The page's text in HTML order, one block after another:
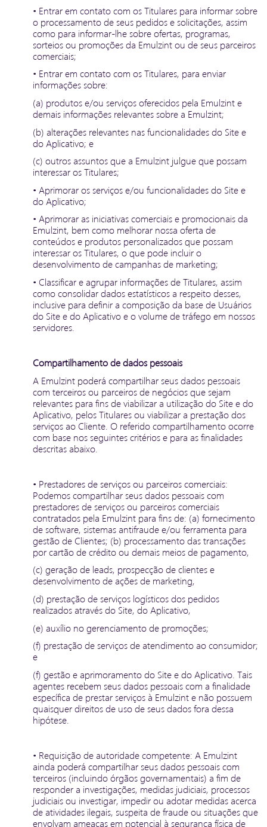
• Entrar em contato com os Titulares para informar sobre
o processamento de seus pedidos e solicitações, assim
como para informar-lhe sobre ofertas, programas,
sorteios ou promoções da Emulzint ou de seus parceiros
comerciais;
• Entrar em contato com os Titulares, para enviar
informações sobre:
(a) produtos e/ou serviços oferecidos pela Emulzint e
demais informações relevantes sobre a Emulzint;
(b) alterações relevantes nas funcionalidades do Site e
do Aplicativo; e
(c) outros assuntos que a Emulzint julgue que possam
interessar os Titulares;
• Aprimorar os serviços e/ou funcionalidades do Site e
do Aplicativo;
• Aprimorar as iniciativas comerciais e promocionais da
Emulzint, bem como melhorar nossa oferta de
conteúdos e produtos personalizados que possam
interessar os Titulares, o que pode incluir o
desenvolvimento de campanhas de marketing;
• Classificar e agrupar informações de Titulares, assim
como consolidar dados estatísticos a respeito desses,
inclusive para definir a composição da base de Usuários
do Site e do Aplicativo e o volume de tráfego em nossos
servidores.
Compartilhamento de dados pessoais
A Emulzint poderá compartilhar seus dados pessoais
com terceiros ou parceiros de negócios que sejam
relevantes para fins de viabilizar a utilização do Site e do
Aplicativo, pelos Titulares ou viabilizar a prestação dos
serviços ao Cliente. O referido compartilhamento ocorre
com base nos seguintes critérios e para as finalidades
descritas abaixo.
• Prestadores de serviços ou parceiros comerciais:
Podemos compartilhar seus dados pessoais com
prestadores de serviços ou parceiros comerciais
contratados pela Emulzint para fins de: (a) fornecimento
de software, sistemas antifraude e/ou ferramenta para
gestão de Clientes; (b) processamento das transações
por cartão de crédito ou demais meios de pagamento,
(c) geração de leads, prospecção de clientes e
desenvolvimento de ações de marketing,
(d) prestação de serviços logísticos dos pedidos
realizados através do Site, do Aplicativo,
(e) auxílio no gerenciamento de promoções;
(f) prestação de serviços de atendimento ao consumidor;
e
(f) gestão e aprimoramento do Site e do Aplicativo. Tais
agentes recebem seus dados pessoais com a finalidade
específica de prestar serviços à Emulzint e não possuem
quaisquer direitos de uso de seus dados fora dessa
hipótese.
• Requisição de autoridade competente: A Emulzint
ainda poderá compartilhar seus dados pessoais com
terceiros (incluindo órgãos governamentais) a fim de
responder a investigações, medidas judiciais, processos
judiciais ou investigar, impedir ou adotar medidas acerca
de atividades ilegais, suspeita de fraude ou situações que
envolvam ameaças em potencial à segurança física de